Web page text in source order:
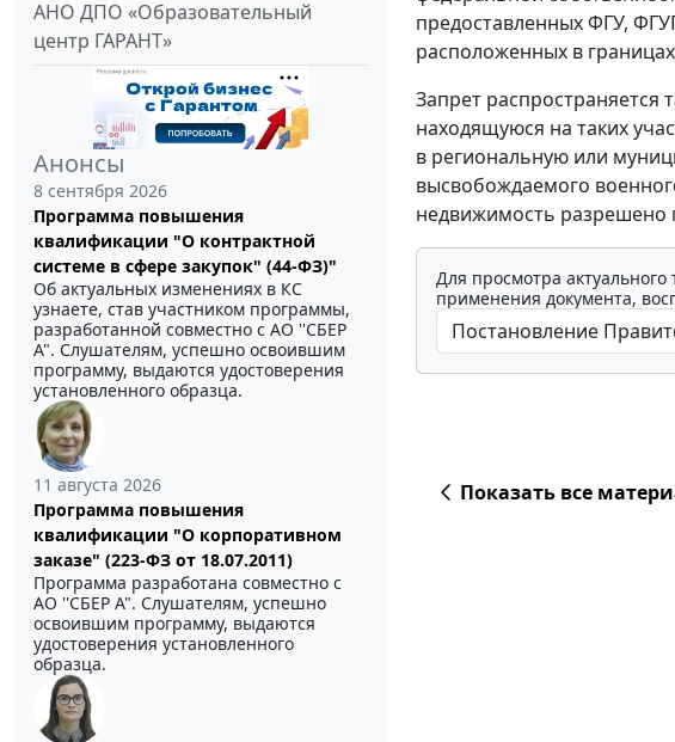
АНО ДПО «Образовательный
центр ГАРАНТ»
Анонсы
8 сентября 2026
Программа повышения
квалификации "О контрактной
системе в сфере закупок" (44-ФЗ)"
Об актуальных изменениях в КС
узнаете, став участником программы,
разработанной совместно с АО ''СБЕР
А". Слушателям, успешно освоившим
программу, выдаются удостоверения
установленного образца.
11 августа 2026
Программа повышения
квалификации "О корпоративном
заказе" (223-ФЗ от 18.07.2011)
Программа разработана совместно с
АО ''СБЕР А". Слушателям, успешно
освоившим программу, выдаются
удостоверения установленного
образца.
предоставленных ФГУ,
расположенных в
Запрет
находящуюся на таких
в региональную или
высвобождаемого
недвижимость разрешено
Для просмотра
применения документа,
Показать все